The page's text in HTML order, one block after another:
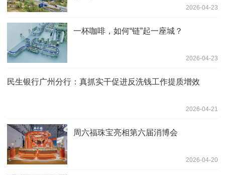
2026-04-23
一杯咖啡，如何“链”起一座城？
2026-04-23
民生银行广州分行：真抓实干促进反洗钱工作提质增效
2026-04-21
周六福珠宝亮相第六届消博会
2026-04-20